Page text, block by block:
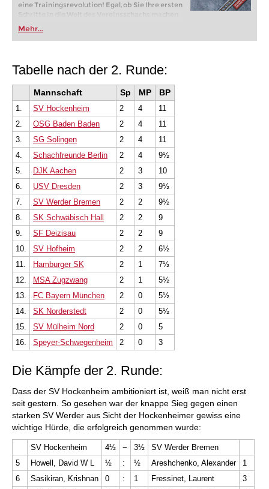
eine Trainingsrevolution! Egal, ob Sie Ihre ersten
Schritte in die Welt des Vereinsschachs machen
oder bereits auf Turnierniveau spielen: Mit
FRITZ trainieren Sie effizienter, intelligenter und
individueller als je zuvor.
Mehr...
Tabelle nach der 2. Runde:
Mannschaft Sp MP BP
1. SV Hockenheim 2 4
11
2.
OSG Baden Baden 2 4
11
3.
SG Solingen 2 4
11
4.
Schachfreunde Berlin 2 4
9½
5.
DJK Aachen 2 3
10
6.
USV Dresden 2 3
9½
7.
SV Werder Bremen 2 2
9½
8.
SK Schwäbisch Hall 2 2
9
9.
SF Deizisau 2 2
9
10.
SV Hofheim 2 2
6½
11.
Hamburger SK 2 1
7½
12.
MSA Zugzwang 2 1
5½
13.
FC Bayern München 2 0
5½
14.
SK Norderstedt 2 0
5½
15.
SV Mülheim Nord 2 0
5
16.
Speyer-Schwegenheim 2 0 3
Die Kämpfe der 2. Runde:
Dass der SV Hockenheim ambitioniert ist, weiß man nicht erst
seit gestern. So gesehen war der knappe Sieg gegen einen
starken SV Werder aus Sicht der Hockenheimer gewiss eine
wichtige Hürde, die erfolgreich genommen wurde:
SV Hockenheim 4½ − 3½
SV Werder Bremen
5
Howell, David W L ½ : ½ Areshchenko, Alexander
1
6
Sasikiran, Krishnan 0 : 1 Fressinet, Laurent
3